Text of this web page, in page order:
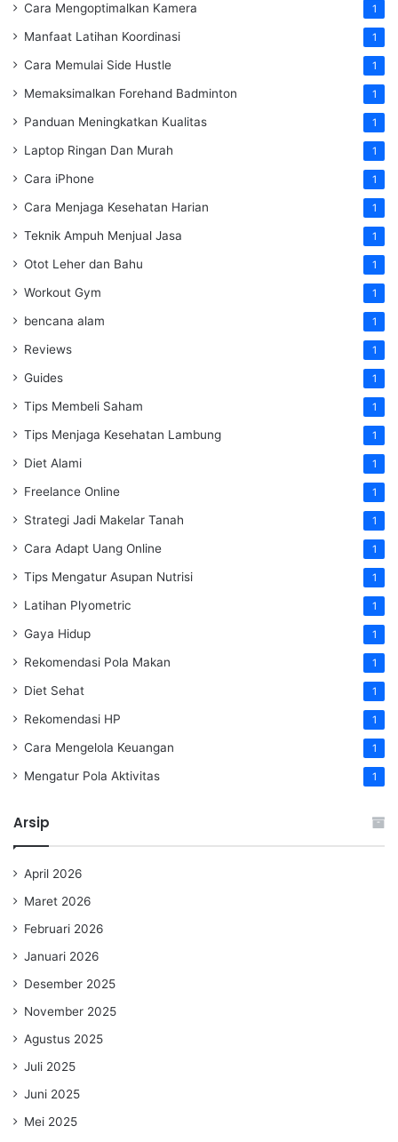
Cara Mengoptimalkan Kamera 1
Manfaat Latihan Koordinasi 1
Cara Memulai Side Hustle 1
Memaksimalkan Forehand Badminton 1
Panduan Meningkatkan Kualitas 1
Laptop Ringan Dan Murah 1
Cara iPhone 1
Cara Menjaga Kesehatan Harian 1
Teknik Ampuh Menjual Jasa 1
Otot Leher dan Bahu 1
Workout Gym 1
bencana alam 1
Reviews 1
Guides 1
Tips Membeli Saham 1
Tips Menjaga Kesehatan Lambung 1
Diet Alami 1
Freelance Online 1
Strategi Jadi Makelar Tanah 1
Cara Adapt Uang Online 1
Tips Mengatur Asupan Nutrisi 1
Latihan Plyometric 1
Gaya Hidup 1
Rekomendasi Pola Makan 1
Diet Sehat 1
Rekomendasi HP 1
Cara Mengelola Keuangan 1
Mengatur Pola Aktivitas 1
Arsip
April 2026
Maret 2026
Februari 2026
Januari 2026
Desember 2025
November 2025
Agustus 2025
Juli 2025
Juni 2025
Mei 2025